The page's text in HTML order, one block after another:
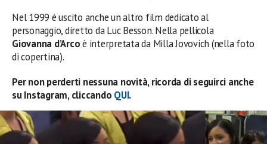
Nel 1999 è uscito anche un altro film dedicato al
personaggio, diretto da Luc Besson. Nella pellicola
Giovanna d’Arcoè interpretata da Milla Jovovich (nella foto
di copertina).
Per non perderti nessuna novità, ricorda di seguirci anche
su Instagram, cliccando QUI.